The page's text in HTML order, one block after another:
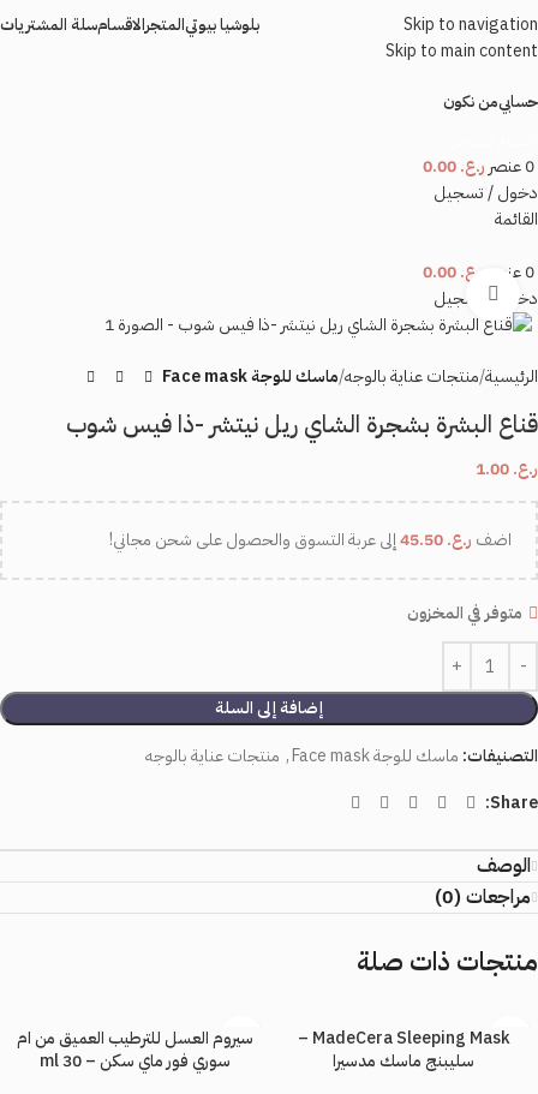
Skip to navigation
Skip to main content
بلوشيا بيوتيالمتجرالاقسامسلة المشتريات
حسابيمن نكون
0عنصر ر.ع.
دخول / تسجيل
القائمة
0عنصر ر.ع.
دخول / تسجيلاضغط للتكبير
الرئيسية منتجات عناية بالوجه ماسك للوجة Face mask
قناع البشرة بشجرة الشاي ريل نيتشر -ذا فيس شوب
ر.ع.
اضف ر.ع. إلى عربة التسوق والحصول على شحن مجاني!
متوفر في المخزون
إضافة إلى السلة
التصنيفات: ماسك للوجة Face mask , منتجات عناية بالوجه
Share:
الوصف
مراجعات (0)
منتجات ذات صلة
MadeCera Sleeping Mask –
سليبنج ماسك مدسيرا
سيروم العسل للترطيب العميق من ام
سوري فور ماي سكن – 30 ml